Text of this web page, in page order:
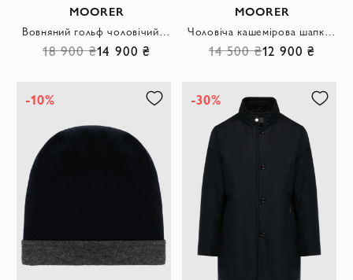
MOORER
Вовняний гольф чоловічий чорний
18 900 ₴14 900 ₴
MOORER
Чоловіча кашемірова шапка глибокого темно-зеленого відтінку
14 500 ₴12 900 ₴
-10% -30%